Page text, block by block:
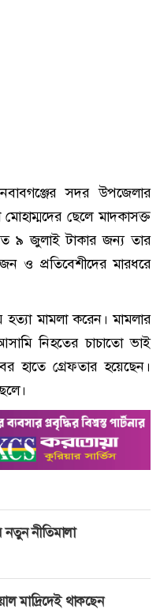
সদর উপজেলার
মোহাম্মদের ছেলে মাদকাসক্ত
৯ জুলাই টাকার জন্য তার
ও প্রতিবেশীদের মারধরে
মামলা করেন। মামলার
নিহতের চাচাতো ভাই
হাতে গ্রেফতার হয়েছেন।
নতুন নীতিমালা
মাদ্রিদেই থাকছেন